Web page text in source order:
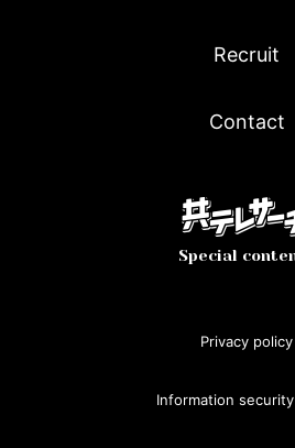
Recruit
Contact
Special
Privacy policy
Information